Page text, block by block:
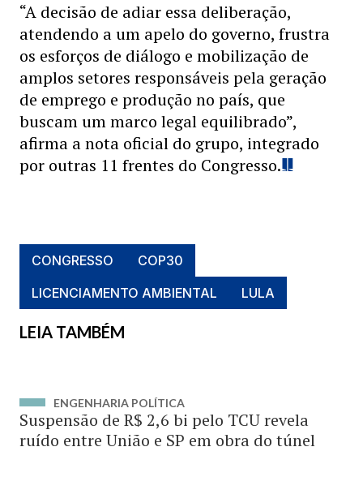
“A decisão de adiar essa deliberação,
atendendo a um apelo do governo, frustra
os esforços de diálogo e mobilização de
amplos setores responsáveis pela geração
de emprego e produção no país, que
buscam um marco legal equilibrado”,
afirma a nota oficial do grupo, integrado
por outras 11 frentes do Congresso.
CONGRESSO
COP30
LICENCIAMENTO AMBIENTAL
LULA
LEIA TAMBÉM
ENGENHARIA POLÍTICA
Suspensão de R$ 2,6 bi pelo TCU revela
ruído entre União e SP em obra do túnel